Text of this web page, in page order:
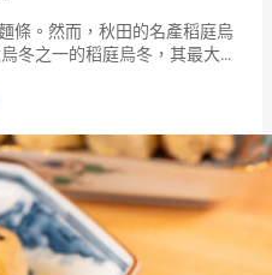
條。然而，秋田的名產稻庭烏
冬之一的稻庭烏冬，其最大的
尤為突出。 『銀座 佐藤養助